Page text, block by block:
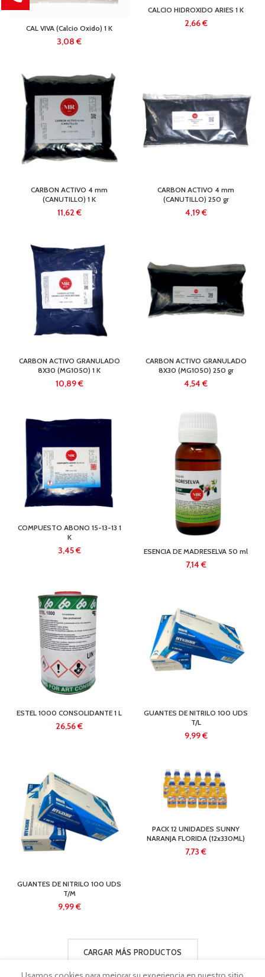
CAL VIVA (Calcio Oxido) 1 K
€
CALCIO HIDROXIDO ARIES 1 K
€
CARBON ACTIVO 4 mm
(CANUTILLO) 1 K
€
CARBON ACTIVO 4 mm
(CANUTILLO) 250 gr
€
CARBON ACTIVO GRANULADO
8X30 (MG1050) 1 K
€
CARBON ACTIVO GRANULADO
8X30 (MG1050) 250 gr
€
COMPUESTO ABONO 15-13-13 1
K
€ ESENCIA DE MADRESELVA 50 ml
€
ESTEL 1000 CONSOLIDANTE 1 L
€
GUANTES DE NITRILO 100 UDS
T/L
€
GUANTES DE NITRILO 100 UDS
T/M
€
PACK 12 UNIDADES SUNNY
NARANJA FLORIDA (12x330ML)
€
CARGAR MÁS PRODUCTOS